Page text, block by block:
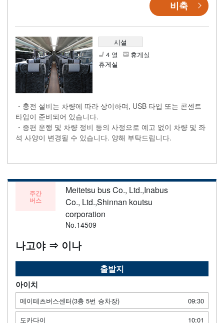
비축
시설
4 열
휴게실
휴게실
・충전 설비는 차량에 따라 상이하며, USB 타입 또는 콘센트
타입이 준비되어 있습니다.
・증편 운행 및 차량 정비 등의 사정으로 예고 없이 차량 및 좌
석 사양이 변경될 수 있습니다. 양해 부탁드립니다.
주간
버스
Meitetsu bus Co., Ltd.,Inabus
Co., Ltd.,Shinnan koutsu
corporation
No.14509
나고야 ⇒ 이나
출발지
아이치
메이테츠버스센터(3층 5번 승차장)
09:30
도카다이
10:01